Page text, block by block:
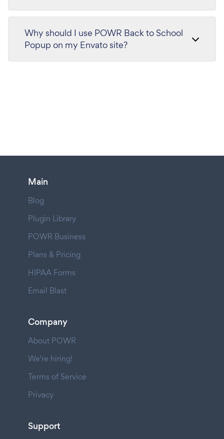
Why should I use POWR Back to School
Popup on my Envato site?
Main
Blog
Plugin Library
POWR Business
Plans & Pricing
HIPAA Forms
Email Blast
Company
About POWR
We're hiring!
Terms of Service
Privacy
Support